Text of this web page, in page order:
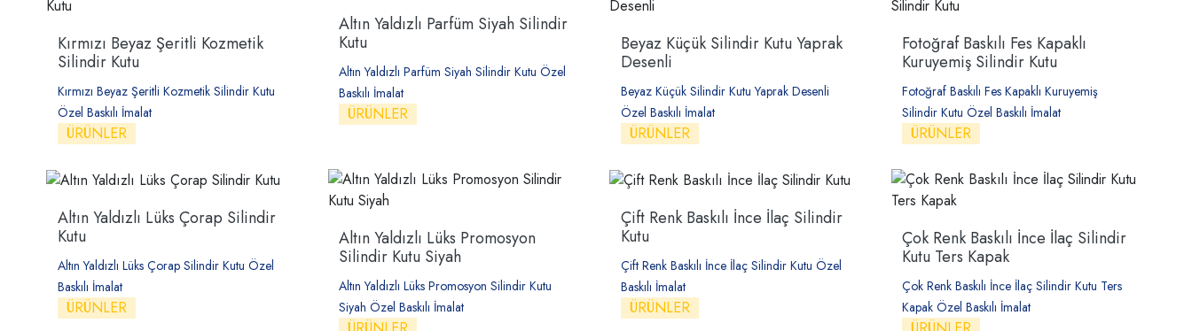
Kırmızı Beyaz Şeritli Kozmetik
Silindir Kutu
Kırmızı Beyaz Şeritli Kozmetik Silindir Kutu
Özel Baskılı İmalat
ÜRÜNLER
Altın Yaldızlı Parfüm Siyah Silindir
Kutu
Altın Yaldızlı Parfüm Siyah Silindir Kutu Özel
Baskılı İmalat
ÜRÜNLER
Beyaz Küçük Silindir Kutu Yaprak
Desenli
Beyaz Küçük Silindir Kutu Yaprak Desenli
Özel Baskılı İmalat
ÜRÜNLER
Fotoğraf Baskılı Fes Kapaklı
Kuruyemiş Silindir Kutu
Fotoğraf Baskılı Fes Kapaklı Kuruyemiş
Silindir Kutu Özel Baskılı İmalat
ÜRÜNLER
Altın Yaldızlı Lüks Çorap Silindir
Kutu
Altın Yaldızlı Lüks Çorap Silindir Kutu Özel
Baskılı İmalat
ÜRÜNLER
Altın Yaldızlı Lüks Promosyon
Silindir Kutu Siyah
Altın Yaldızlı Lüks Promosyon Silindir Kutu
Siyah Özel Baskılı İmalat
Çift Renk Baskılı İnce İlaç Silindir
Kutu
Çift Renk Baskılı İnce İlaç Silindir Kutu Özel
Baskılı İmalat
ÜRÜNLER
Çok Renk Baskılı İnce İlaç Silindir
Kutu Ters Kapak
Çok Renk Baskılı İnce İlaç Silindir Kutu Ters
Kapak Özel Baskılı İmalat